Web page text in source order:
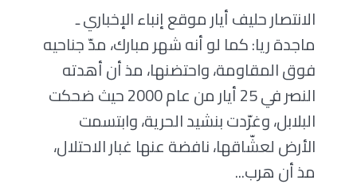
الانتصار حليف أيار موقع إنباء الإخباري ـ
ماجدة ريا: كما لو أنه شهر مبارك، مدّ جناحيه
فوق المقاومة، واحتضنها، مذ أن أهدته
النصر في 25 أيار من عام 2000 حيث ضحكت
البلابل، وغرّدت بنشيد الحرية، وابتسمت
الأرض لعشّاقها، نافضة عنها غبار الاحتلال،
مذ أن هرب...